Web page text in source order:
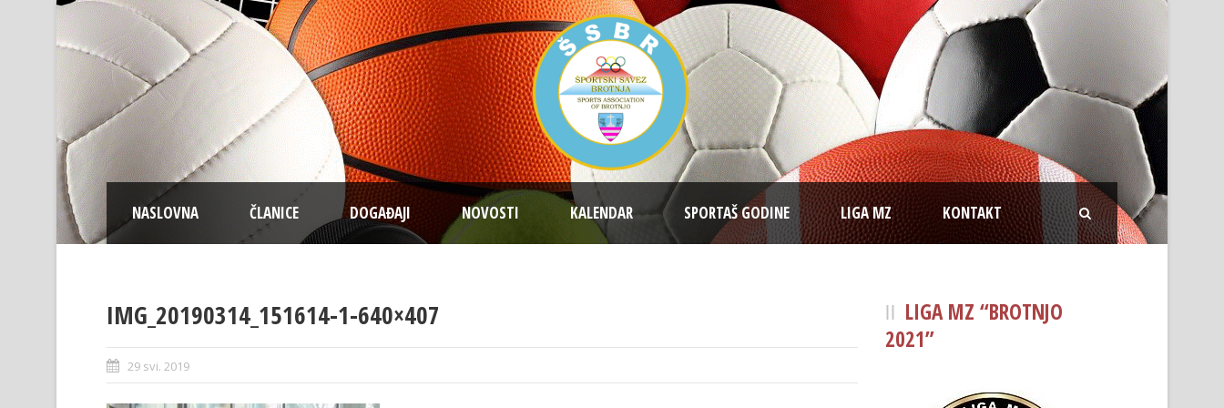
NASLOVNA ČLANICE DOGAĐAJI NOVOSTI KALENDAR SPORTAŠ GODINE LIGA MZ KONTAKT
IMG_20190314_151614-1-640×407
29 svi. 2019
LIGA MZ “BROTNJO
2021”